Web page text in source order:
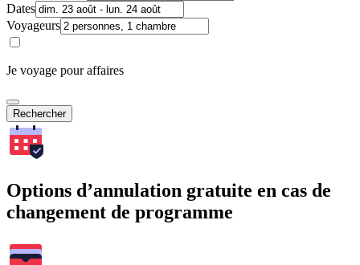
Dates
Voyageurs
Je voyage pour affaires
Rechercher
Options d’annulation gratuite en cas de
changement de programme